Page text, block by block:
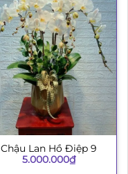
Chậu Lan Hồ Điệp 9
5.000.000₫